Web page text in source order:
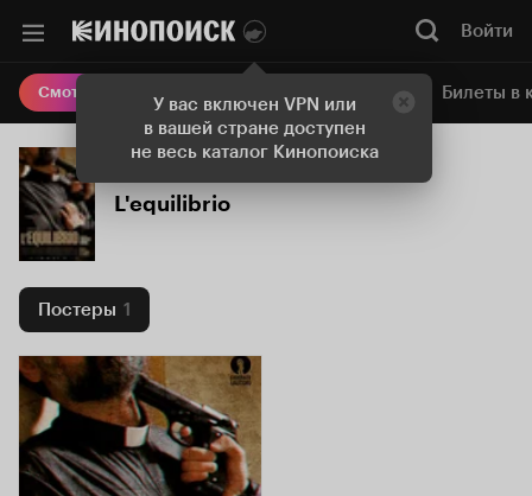
У вас включен VPN или
в вашей стране доступен
не весь каталог Кинопоиска
Войти
Смотреть кино Онлайн-кинотеатр Билеты в
L'equilibrio
Постеры 1